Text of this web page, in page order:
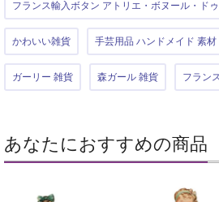
フランス輸入ボタン アトリエ・ボヌール・ド
かわいい雑貨 手芸用品 ハンドメイド 素材
ガーリー 雑貨 森ガール 雑貨 フラン
あなたにおすすめの商品